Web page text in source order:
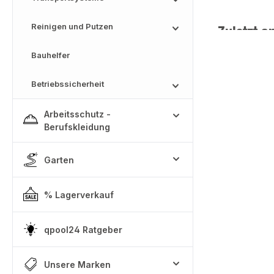
Reinigen und Putzen
Bauhelfer
Betriebssicherheit
Arbeitsschutz -
Berufskleidung
Garten
% Lagerverkauf
qpool24 Ratgeber
Unsere Marken
Zuletzt